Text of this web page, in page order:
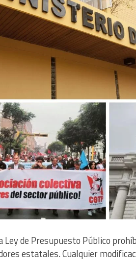
Ley de Presupuesto Público
estatales. Cualquier